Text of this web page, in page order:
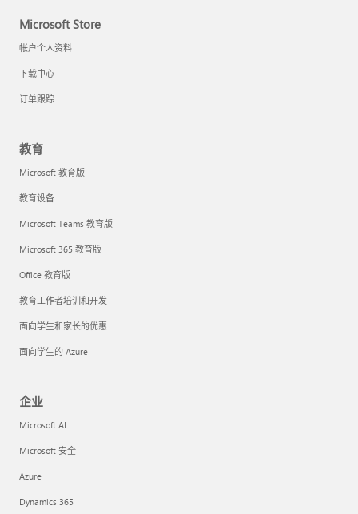
Microsoft Store
帐户个人资料
下载中心
订单跟踪
教育
Microsoft 教育版
教育设备
Microsoft Teams 教育版
Microsoft 365 教育版
Office 教育版
教育工作者培训和开发
面向学生和家长的优惠
面向学生的 Azure
企业
Microsoft AI
Microsoft 安全
Azure
Dynamics 365